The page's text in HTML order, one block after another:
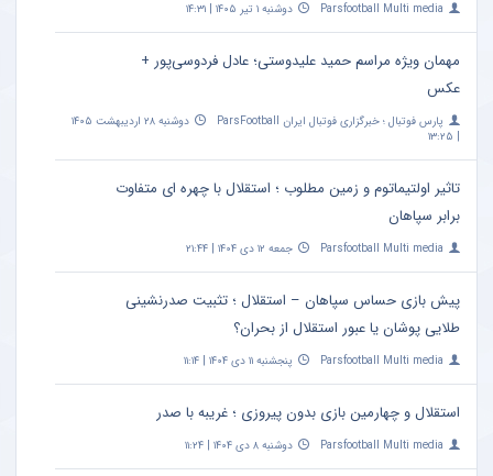
Parsfootball Multi media دوشنبه ۱ تیر ۱۴۰۵ | ۱۴:۳۱
مهمان ویژه مراسم حمید علیدوستی؛ عادل فردوسی‌پور +
عکس
پارس فوتبال ؛ خبرگزاری فوتبال ایران ParsFootball
دوشنبه ۲۸ اردیبهشت ۱۴۰۵
| ۱۳:۲۵
تاثیر اولتیماتوم و زمین مطلوب ؛ استقلال با چهره ای متفاوت
برابر سپاهان
Parsfootball Multi media جمعه ۱۲ دی ۱۴۰۴ | ۲۱:۴۴
پیش بازی حساس سپاهان – استقلال ؛ تثبیت صدرنشینی
طلایی پوشان یا عبور استقلال از بحران؟
Parsfootball Multi media پنجشنبه ۱۱ دی ۱۴۰۴ | ۱۱:۱۴
استقلال و چهارمین بازی بدون پیروزی ؛ غریبه با صدر
Parsfootball Multi media دوشنبه ۸ دی ۱۴۰۴ | ۱۱:۲۴